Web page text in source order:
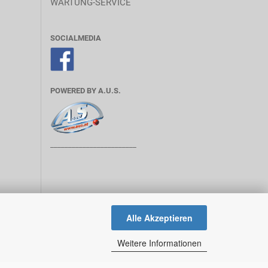
Alle Akzeptieren
Weitere Informationen
WARTUNG-SERVICE
SOCIALMEDIA
POWERED BY A.U.S.